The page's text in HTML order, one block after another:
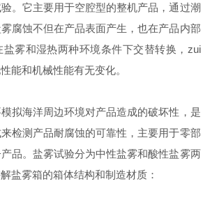
。它主要用于空腔型的整机产品，通过潮
腐蚀不但在产品表面产生，也在产品内部
雾和湿热两种环境条件下交替转换，zui
能和机械性能有无变化。
拟海洋周边环境对产品造成的破坏性，是
检测产品耐腐蚀的可靠性，主要用于零部
品。盐雾试验分为中性盐雾和酸性盐雾两
盐雾箱的箱体结构和制造材质：